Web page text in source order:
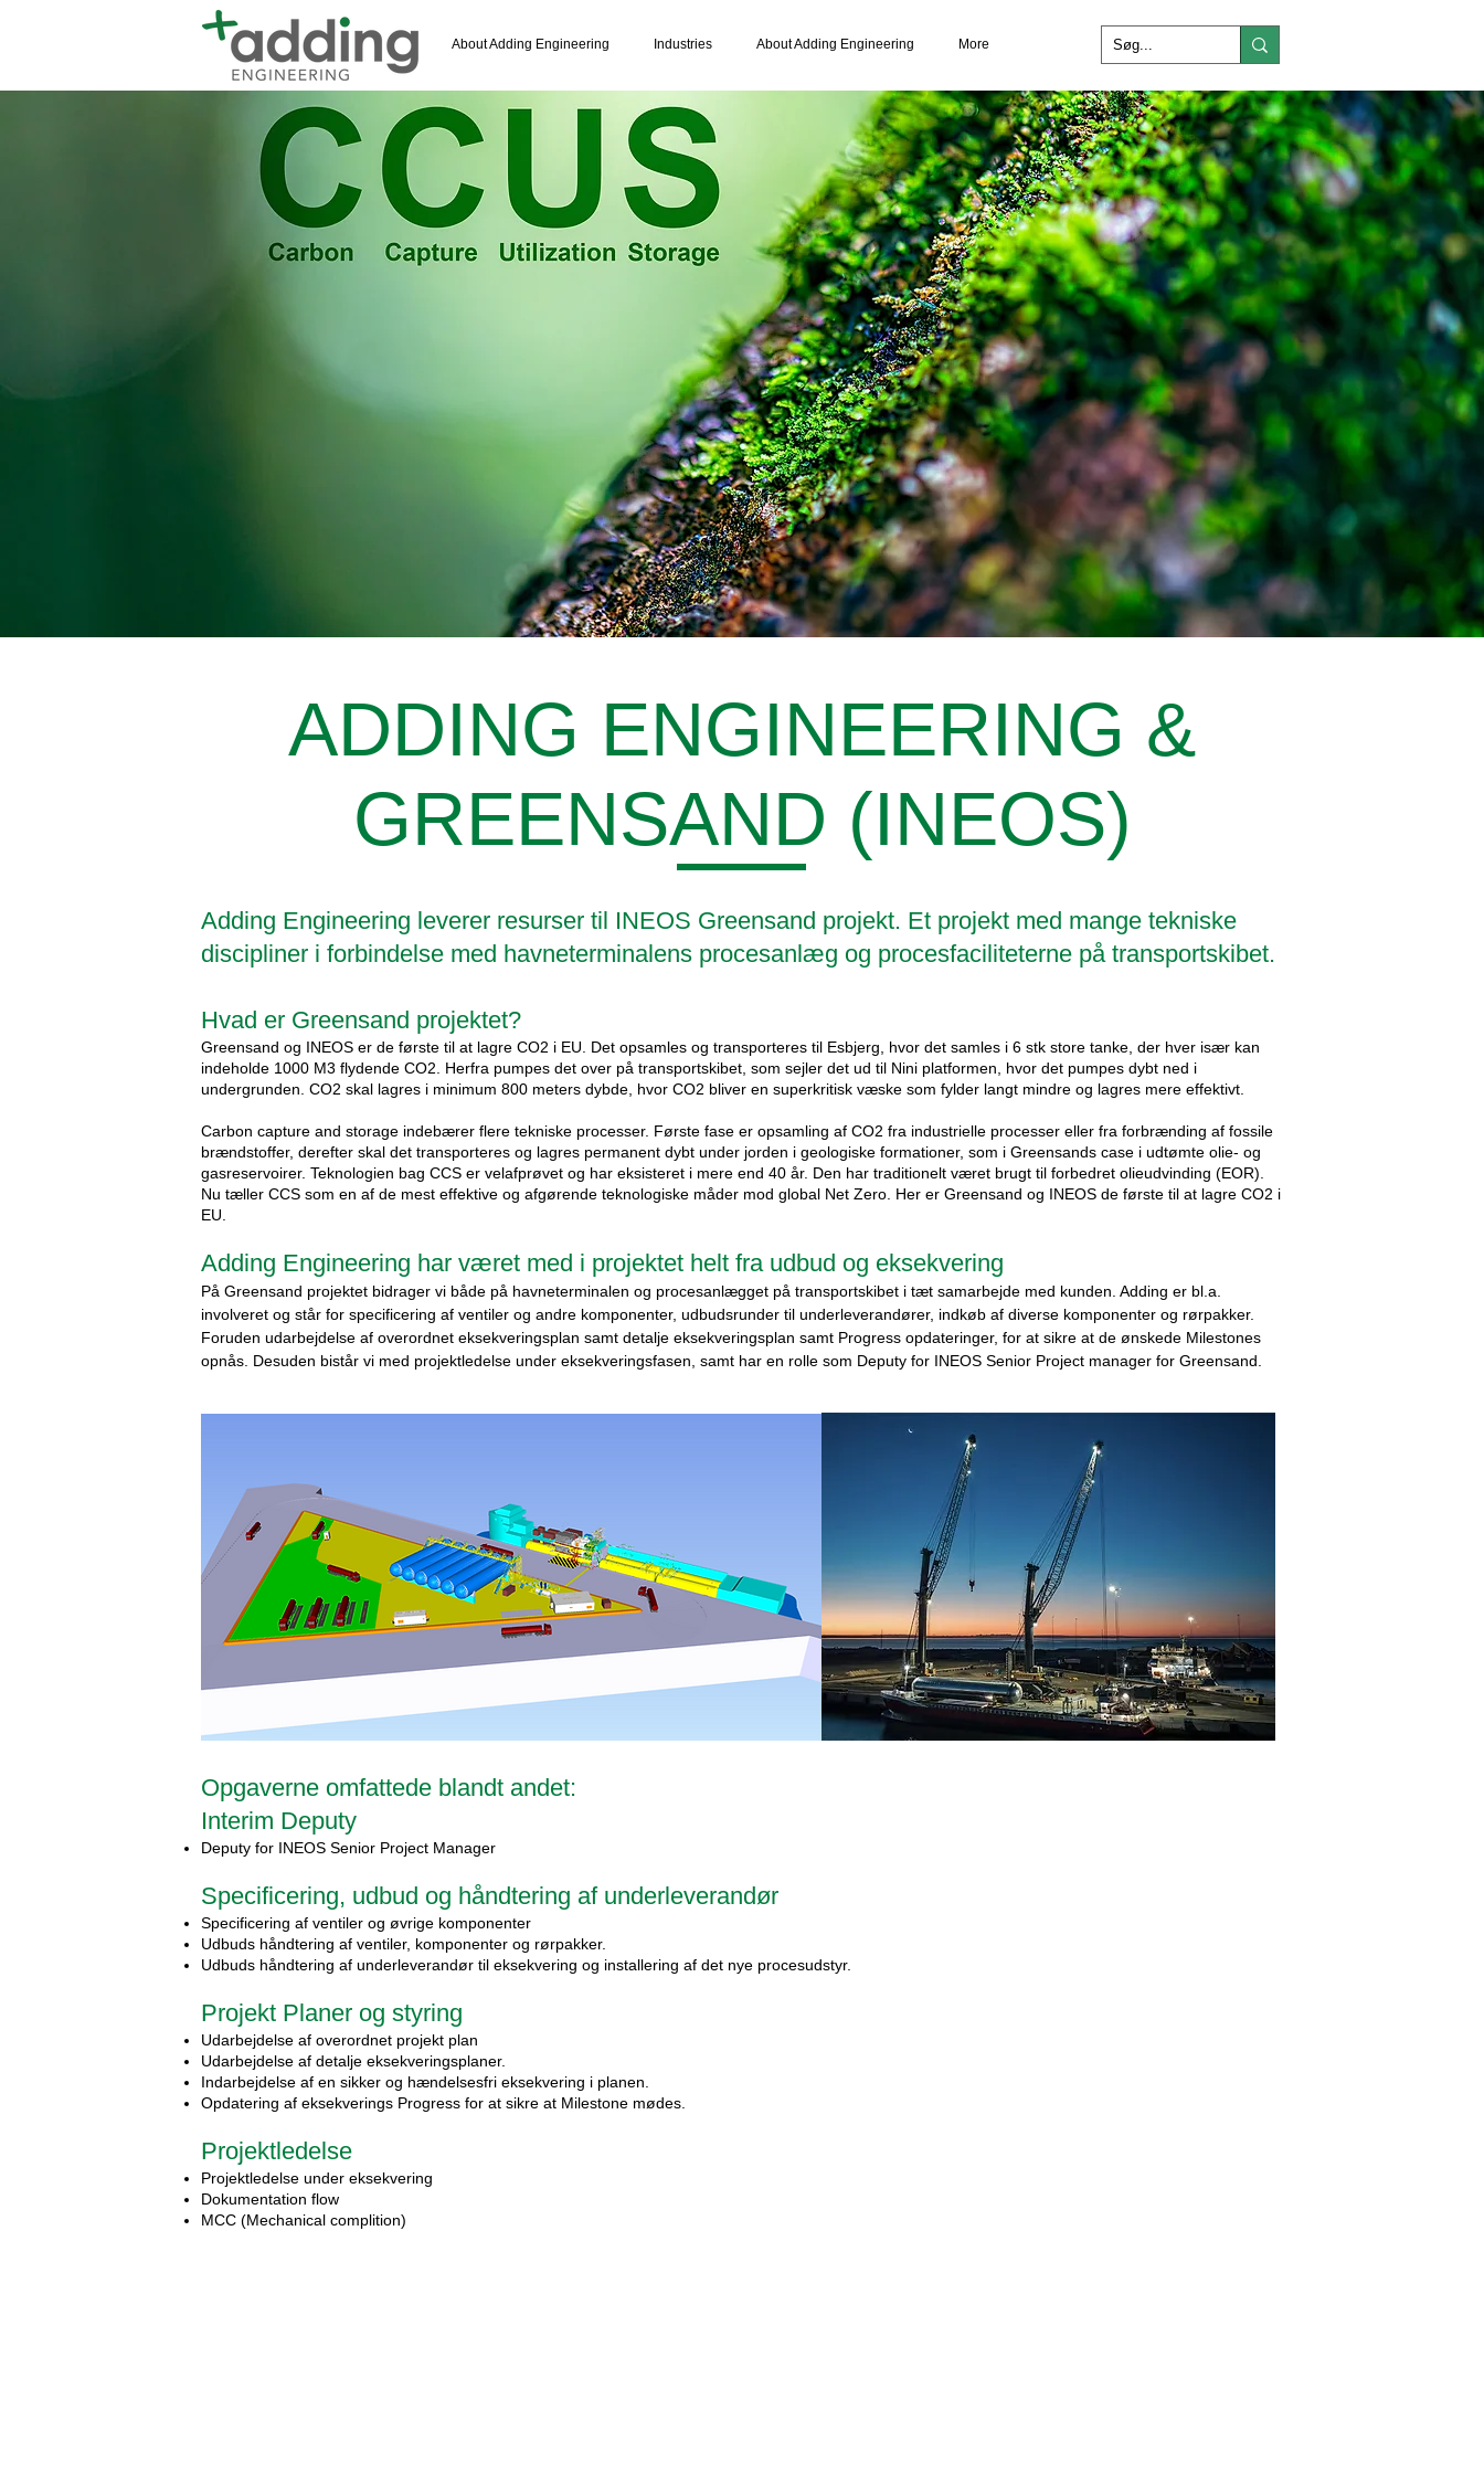
About Adding Engineering Industries About Adding Engineering More
ADDING ENGINEERING &
GREENSAND (INEOS)
Adding Engineering leverer resurser til INEOS Greensand projekt. Et projekt med mange tekniske
discipliner i forbindelse med havneterminalens procesanlæg og procesfaciliteterne på transportskibet.
Hvad er Greensand projektet?
Greensand og INEOS er de første til at lagre CO2 i EU. Det opsamles og transporteres til Esbjerg, hvor det samles i 6 stk store tanke, der hver især kan
indeholde 1000 M3 flydende CO2. Herfra pumpes det over på transportskibet, som sejler det ud til Nini platformen, hvor det pumpes dybt ned i
undergrunden. CO2 skal lagres i minimum 800 meters dybde, hvor CO2 bliver en superkritisk væske som fylder langt mindre og lagres mere effektivt.
Carbon capture and storage indebærer flere tekniske processer. Første fase er opsamling af CO2 fra industrielle processer eller fra forbrænding af fossile
brændstoffer, derefter skal det transporteres og lagres permanent dybt under jorden i geologiske formationer, som i Greensands case i udtømte olie- og
gasreservoirer. Teknologien bag CCS er velafprøvet og har eksisteret i mere end 40 år. Den har traditionelt været brugt til forbedret olieudvinding (EOR).
Nu tæller CCS som en af de mest effektive og afgørende teknologiske måder mod global Net Zero. Her er Greensand og INEOS de første til at lagre CO2 i
EU.
Adding Engineering har været med i projektet helt fra udbud og eksekvering
På Greensand projektet bidrager vi både på havneterminalen og procesanlægget på transportskibet i tæt samarbejde med kunden. Adding er bl.a.
involveret og står for specificering af ventiler og andre komponenter, udbudsrunder til underleverandører, indkøb af diverse komponenter og rørpakker.
Foruden udarbejdelse af overordnet eksekveringsplan samt detalje eksekveringsplan samt Progress opdateringer, for at sikre at de ønskede Milestones
opnås. Desuden bistår vi med projektledelse under eksekveringsfasen, samt har en rolle som Deputy for INEOS Senior Project manager for Greensand.
Opgaverne omfattede blandt andet:
Interim Deputy
Deputy for INEOS Senior Project Manager
Specificering, udbud og håndtering af underleverandør
Specificering af ventiler og øvrige komponenter
Udbuds håndtering af ventiler, komponenter og rørpakker.
Udbuds håndtering af underleverandør til eksekvering og installering af det nye procesudstyr.
Projekt Planer og styring
Udarbejdelse af overordnet projekt plan
Udarbejdelse af detalje eksekveringsplaner.
Indarbejdelse af en sikker og hændelsesfri eksekvering i planen.
Opdatering af eksekverings Progress for at sikre at Milestone mødes.
Projektledelse
Projektledelse under eksekvering
Dokumentation flow
MCC (Mechanical complition)